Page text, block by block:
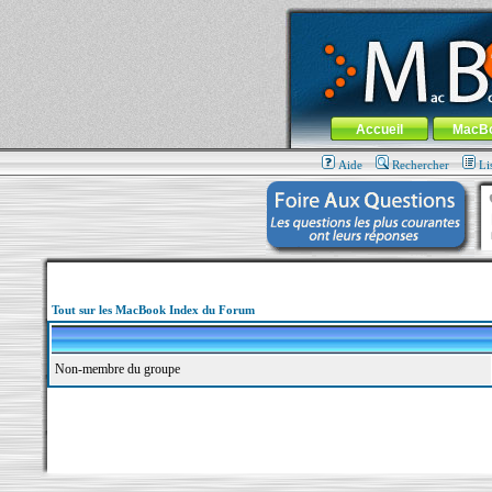
MacBook-fr.com : 100% Apple... 100%
Aller au contenu-Aller au menu
Menu général
Accueil
Aide Rechercher
Tout sur les MacBook Index du Forum
Non-membre du groupe